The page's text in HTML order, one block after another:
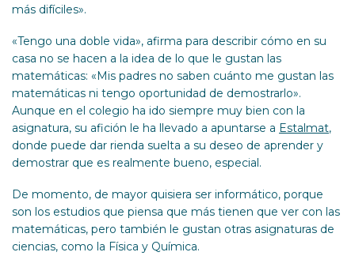
más difíciles».
«Tengo una doble vida», afirma para describir cómo en su
casa no se hacen a la idea de lo que le gustan las
matemáticas: «Mis padres no saben cuánto me gustan las
matemáticas ni tengo oportunidad de demostrarlo».
Aunque en el colegio ha ido siempre muy bien con la
asignatura, su afición le ha llevado a apuntarse a Estalmat,
donde puede dar rienda suelta a su deseo de aprender y
demostrar que es realmente bueno, especial.
De momento, de mayor quisiera ser informático, porque
son los estudios que piensa que más tienen que ver con las
matemáticas, pero también le gustan otras asignaturas de
ciencias, como la Física y Química.